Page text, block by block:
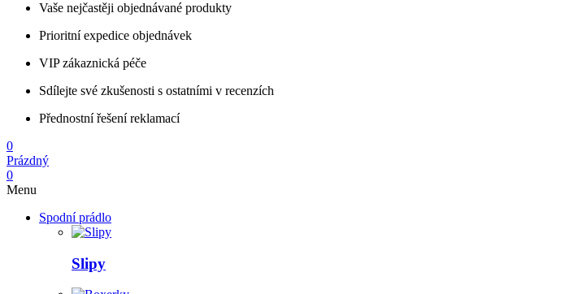
Vaše nejčastěji objednávané produkty
Prioritní expedice objednávek
VIP zákaznická péče
Sdílejte své zkušenosti s ostatními v recenzích
Přednostní řešení reklamací
0
Prázdný
0
Menu
Spodní prádlo
Slipy